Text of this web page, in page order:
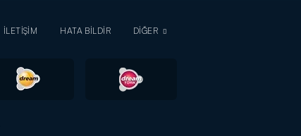
İLETİŞİM HATA BİLDİR DİĞER